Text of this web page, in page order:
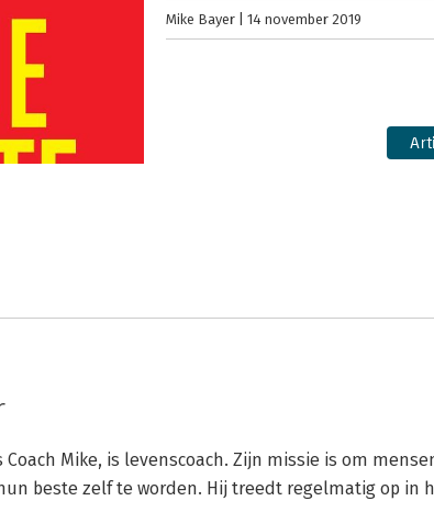
Mike Bayer 14 november 2019
Mike, is levenscoach. Zijn missie is om
beste zelf te worden. Hij treedt regelmatig op in